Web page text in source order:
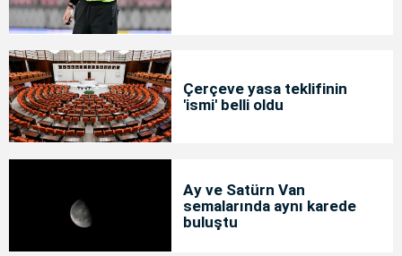
Çerçeve yasa teklifinin
'ismi' belli oldu
Ay ve Satürn Van
semalarında aynı karede
buluştu